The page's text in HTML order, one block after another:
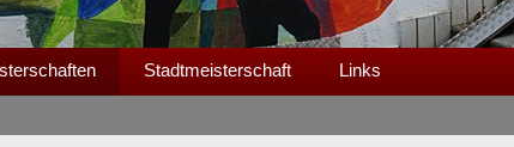
Stadtmeisterschaft Links